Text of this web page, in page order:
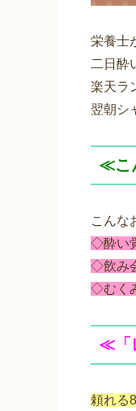
栄養士
二日酔
楽天ラ
翌朝シ
≪こ
こんな
◇酔い
◇飲み
◇むく
≪「
頼れる